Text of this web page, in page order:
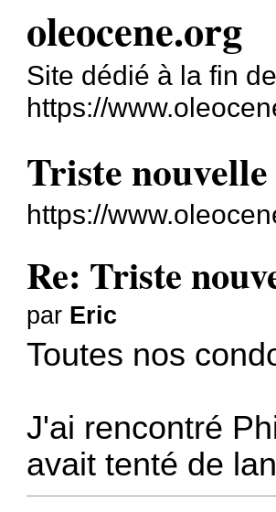
oleocene.org
Site dédié à la fin
https://
Triste nouvelle
https://
Re: Triste
par Eric
Toutes nos
J'ai rencontré
avait tenté de